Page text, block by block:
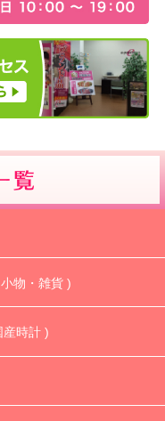
物・雑貨 )
産時計 )